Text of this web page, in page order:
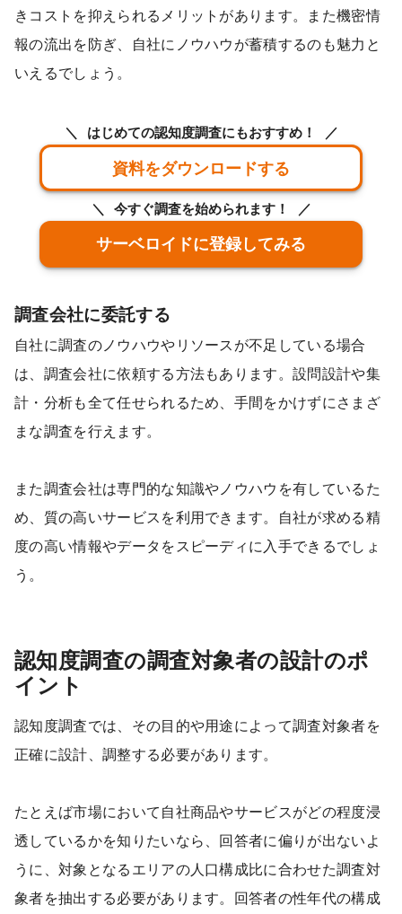
きコストを抑えられるメリットがあります。また機密情
報の流出を防ぎ、自社にノウハウが蓄積するのも魅力と
いえるでしょう。
はじめての認知度調査にもおすすめ！
資料をダウンロードする
今すぐ調査を始められます！
サーベロイドに登録してみる
調査会社に委託する
自社に調査のノウハウやリソースが不足している場合
は、調査会社に依頼する方法もあります。設問設計や集
計・分析も全て任せられるため、手間をかけずにさまざ
まな調査を行えます。
また調査会社は専門的な知識やノウハウを有しているた
め、質の高いサービスを利用できます。自社が求める精
度の高い情報やデータをスピーディに入手できるでしょ
う。
認知度調査の調査対象者の設計のポ
イント
認知度調査では、その目的や用途によって調査対象者を
正確に設計、調整する必要があります。
たとえば市場において自社商品やサービスがどの程度浸
透しているかを知りたいなら、回答者に偏りが出ないよ
うに、対象となるエリアの人口構成比に合わせた調査対
象者を抽出する必要があります。回答者の性年代の構成